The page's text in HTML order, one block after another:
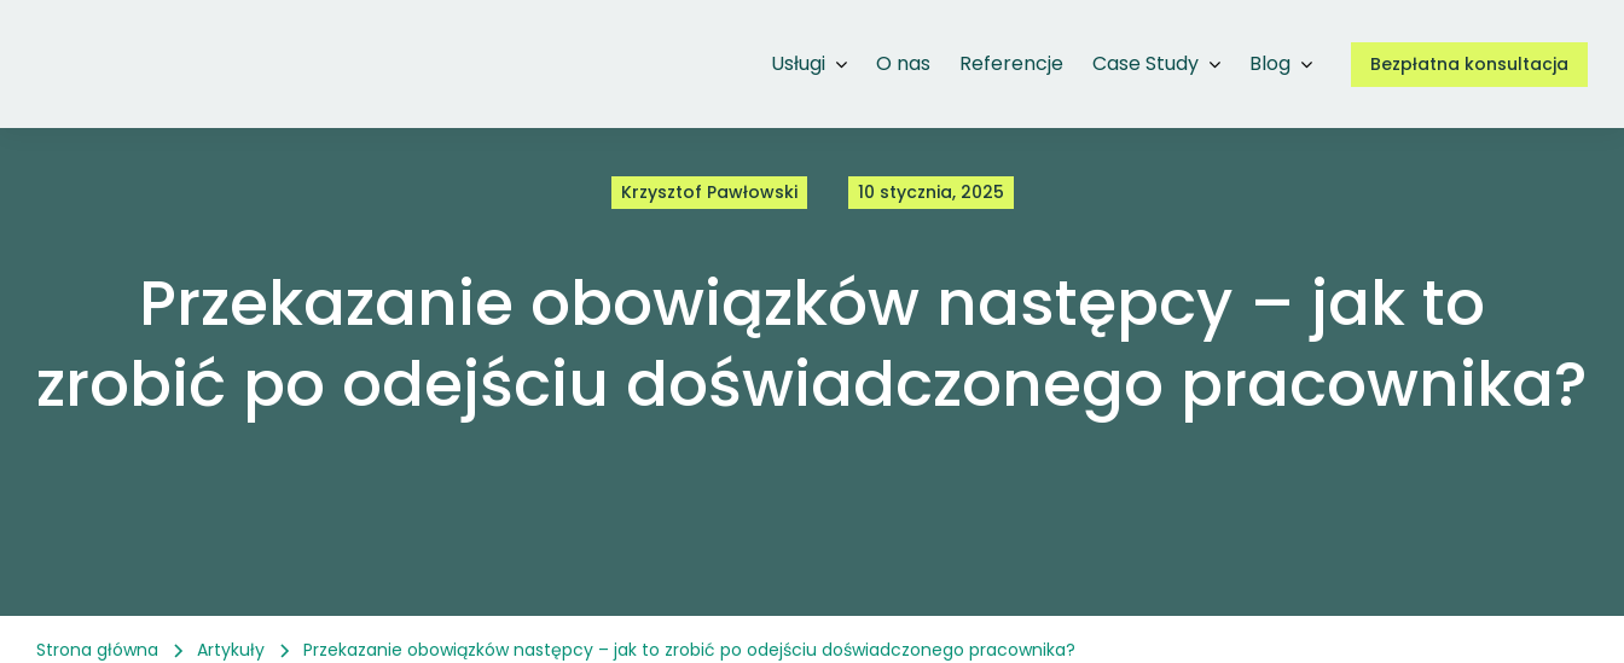
Usługi O nas Referencje Case Study Blog Bezpłatna konsultacja
Krzysztof Pawłowski 10 stycznia, 2025
Przekazanie obowiązków następcy – jak to
zrobić po odejściu doświadczonego pracownika?
Strona główna Artykuły Przekazanie obowiązków następcy – jak to zrobić po odejściu doświadczonego pracownika?